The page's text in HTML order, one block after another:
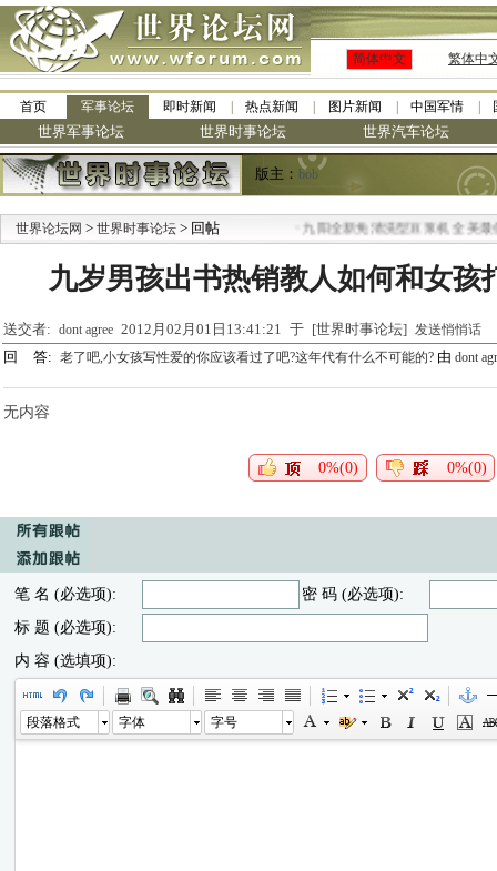
简体中文 繁体中
首页 军事论坛 即时新闻 热点新闻 图片新闻 中国军情
世界军事论坛 世界时事论坛 世界汽车论坛
版主： bob
世界论坛网 > 世界时事论坛 > 回帖 九阳全新免清洗型豆浆机 全美最低
九岁男孩出书热销教人如何和女孩
送交者: dont agree 2012月02月01日13:41:21 于 [世界时事论坛] 发送悄悄话
回 答: 老了吧,小女孩写性爱的你应该看过了吧?这年代有什么不可能的? 由 dont
无内容
0%(0) 0%(0)
笔 名 (必选项):
密 码 (必选项):
标 题 (必选项):
内 容 (选填项):
段落格式 字体 字号